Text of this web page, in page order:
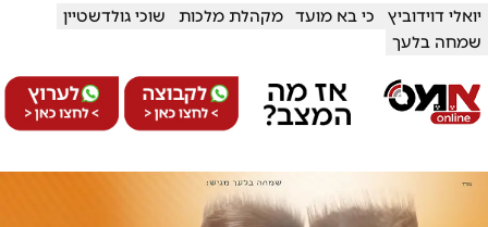
יואלי דוידוביץ כי בא מועד מקהלת מלכות
שוכי גולדשטיין
שמחה בלעך